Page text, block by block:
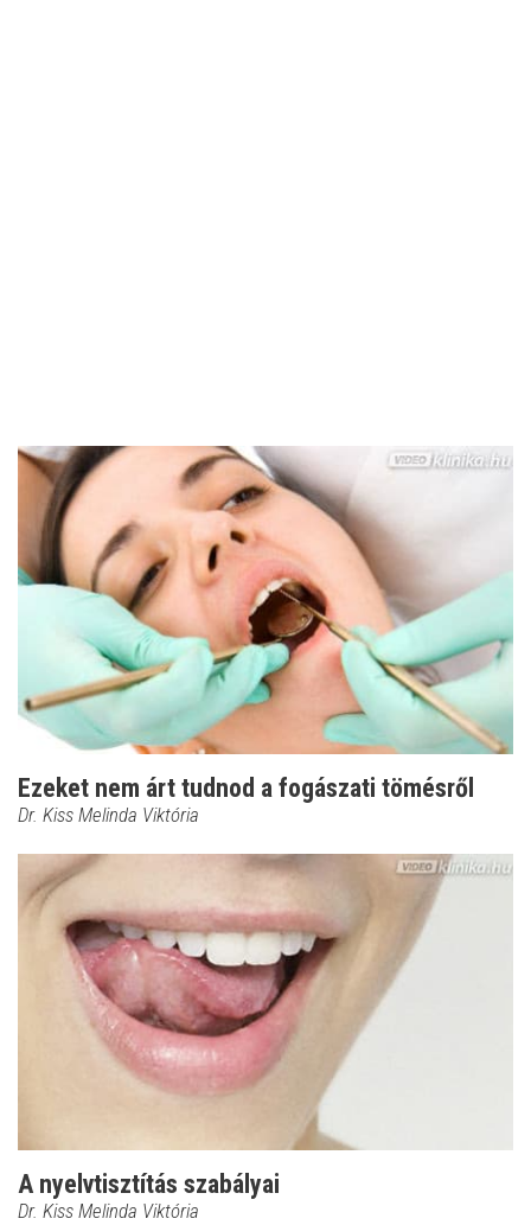
Ezeket nem árt tudnod a fogászati tömésről
Dr. Kiss Melinda Viktória
A nyelvtisztítás szabályai
Dr. Kiss Melinda Viktória